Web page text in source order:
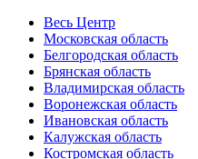
Весь Центр
Московская область
Белгородская область
Брянская область
Владимирская область
Воронежская область
Ивановская область
Калужская область
Костромская область